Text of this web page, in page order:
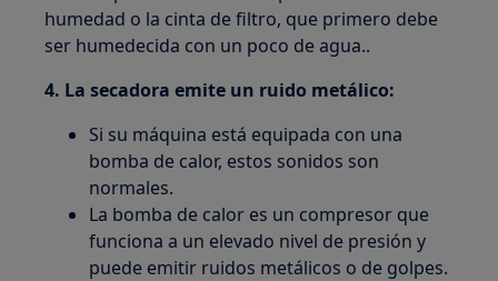
humedad o la cinta de filtro, que primero debe
ser humedecida con un poco de agua..
4. La secadora emite un ruido metálico:
Si su máquina está equipada con una
bomba de calor, estos sonidos son
normales.
La bomba de calor es un compresor que
funciona a un elevado nivel de presión y
puede emitir ruidos metálicos o de golpes.